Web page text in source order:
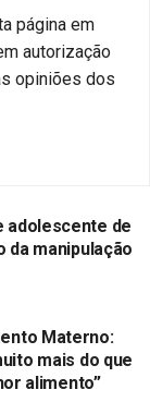
página em
autorização
opiniões dos
adolescente de
da manipulação
Materno:
mais do que
alimento”